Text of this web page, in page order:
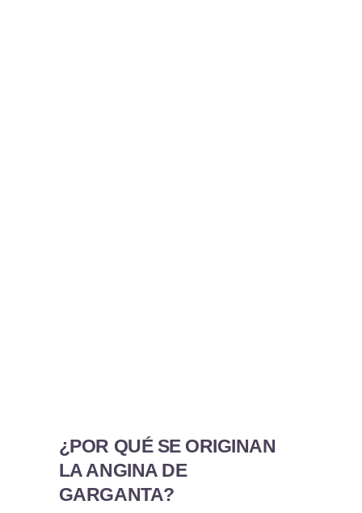
¿POR QUÉ SE ORIGINAN
LA ANGINA DE
GARGANTA?